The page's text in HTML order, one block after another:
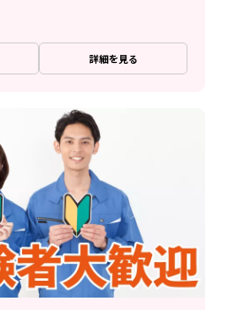
詳細を見る